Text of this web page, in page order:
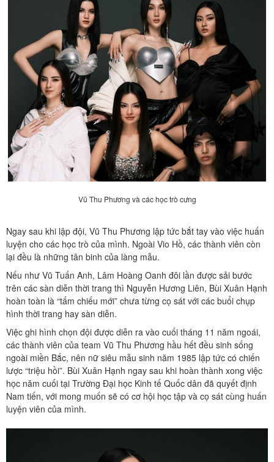
Vũ Thu Phương và các học trò cưng
Ngay sau khi lập đội, Vũ Thu Phương lập tức bắt tay vào việc huấn
luyện cho các học trò của mình. Ngoài Vio Hồ, các thành viên còn
lại đều là những tân binh của làng mẫu.
Nếu như Vũ Tuấn Anh, Lâm Hoàng Oanh đôi lần được sải bước
trên các sàn diễn thời trang thì Nguyễn Hương Liên, Bùi Xuân Hạnh
hoàn toàn là “tấm chiếu mới” chưa từng cọ sát với các buổi chụp
hình thời trang hay sàn diễn.
Việc ghi hình chọn đội được diễn ra vào cuối tháng 11 năm ngoái,
các thành viên của team Vũ Thu Phương hầu hết đều sinh sống
ngoài miền Bắc, nên nữ siêu mẫu sinh năm 1985 lập tức có chiến
lược “triệu hồi”. Bùi Xuân Hạnh ngay sau khi hoàn thành xong việc
học năm cuối tại Trường Đại học Kinh tế Quốc dân đã quyết định
Nam tiến, với mong muốn sẽ có cơ hội học tập và cọ sát cùng huấn
luyện viên của mình.